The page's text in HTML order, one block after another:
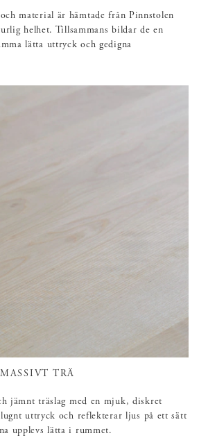
material är hämtade från Pinnstolen
helhet. Tillsammans bildar de en
lätta uttryck och gedigna
TRÄ
jämnt träslag med en mjuk, diskret
uttryck och reflekterar ljus på ett sätt
upplevs lätta i rummet.